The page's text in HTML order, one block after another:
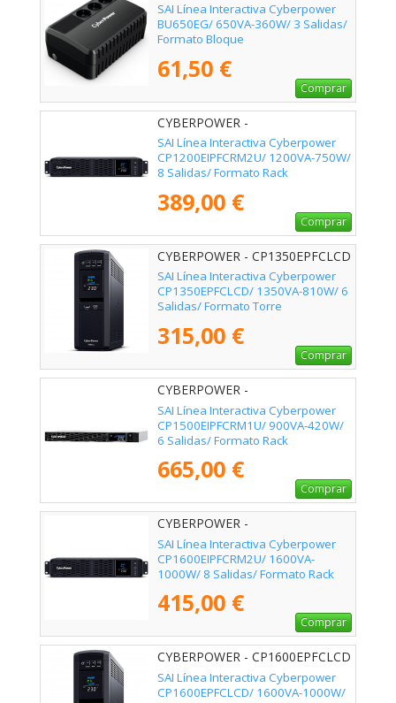
SAI Línea Interactiva Cyberpower
BU650EG/ 650VA-360W/ 3 Salidas/
Formato Bloque
61,50 €
Comprar
CYBERPOWER -
CP1200EIPFCRM2U
SAI Línea Interactiva Cyberpower
CP1200EIPFCRM2U/ 1200VA-750W/
8 Salidas/ Formato Rack
389,00 €
Comprar
CYBERPOWER - CP1350EPFCLCD
SAI Línea Interactiva Cyberpower
CP1350EPFCLCD/ 1350VA-810W/ 6
Salidas/ Formato Torre
315,00 €
Comprar
CYBERPOWER -
CP1500EIPFCRM1U
SAI Línea Interactiva Cyberpower
CP1500EIPFCRM1U/ 900VA-420W/
6 Salidas/ Formato Rack
665,00 €
Comprar
CYBERPOWER -
CP1600EIPFCRM2U
SAI Línea Interactiva Cyberpower
CP1600EIPFCRM2U/ 1600VA-
1000W/ 8 Salidas/ Formato Rack
415,00 €
Comprar
CYBERPOWER - CP1600EPFCLCD
SAI Línea Interactiva Cyberpower
CP1600EPFCLCD/ 1600VA-1000W/